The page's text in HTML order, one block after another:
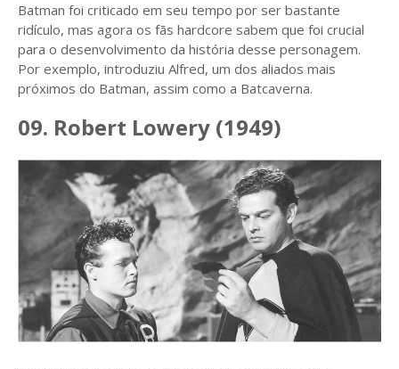
Batman foi criticado em seu tempo por ser bastante
ridículo, mas agora os fãs hardcore sabem que foi crucial
para o desenvolvimento da história desse personagem.
Por exemplo, introduziu Alfred, um dos aliados mais
próximos do Batman, assim como a Batcaverna.
09. Robert Lowery (1949)